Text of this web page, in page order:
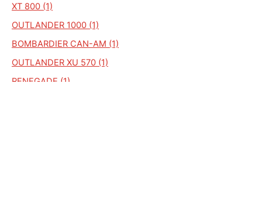
XT 800 (1)
OUTLANDER 1000 (1)
BOMBARDIER CAN-AM (1)
OUTLANDER XU 570 (1)
RENEGADE (1)